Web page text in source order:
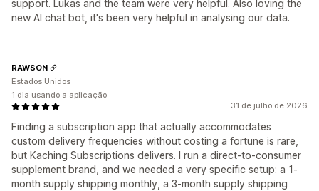
support. Lukas and the team were very helpful. Also loving the
new AI chat bot, it's been very helpful in analysing our data.
31 de julho de 2026
Finding a subscription app that actually accommodates
custom delivery frequencies without costing a fortune is rare,
but Kaching Subscriptions delivers. I run a direct-to-consumer
supplement brand, and we needed a very specific setup: a 1-
month supply shipping monthly, a 3-month supply shipping
RAWSON
Estados Unidos
1 dia usando a aplicação